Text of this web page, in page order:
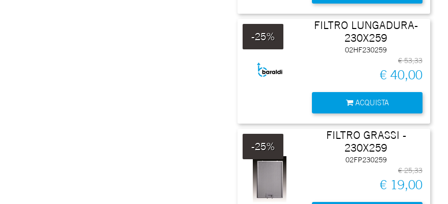
-25%
FILTRO LUNGADURA-
230X259
02HF230259
€ 53,33
€ 40,00
ACQUISTA
-25%
FILTRO GRASSI -
230X259
02FP230259
€ 25,33
€ 19,00